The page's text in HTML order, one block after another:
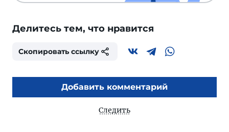
Делитесь тем, что нравится
Скопировать ссылку
Добавить комментарий
Следить